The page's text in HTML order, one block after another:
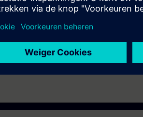
2 and Programming 3 courses.
Programmer Refresher Course (CP-FAPR)